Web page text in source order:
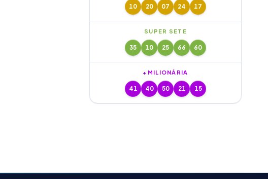
10 20 07 24 17
SUPER SETE
35 10 25 66 60
+MILIONÁRIA
41 40 50 21 15